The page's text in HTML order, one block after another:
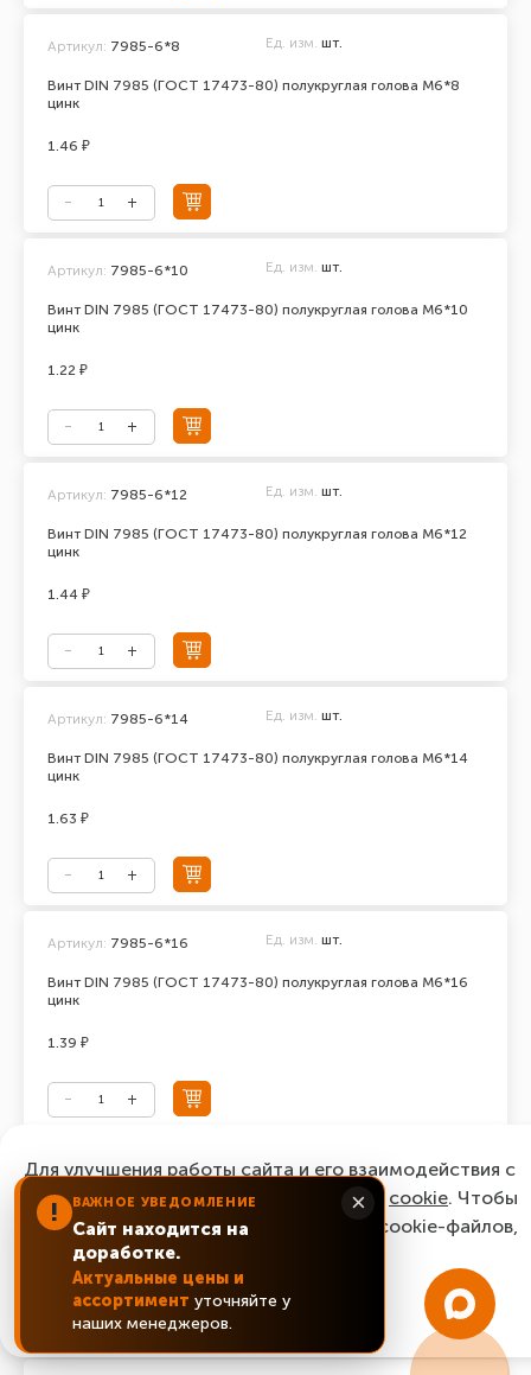
Винт DIN 7985 (ГОСТ 17473-80) полукруглая голова М6*8
цинк
Артикул: 7985-6*8 Ед. изм. шт.
1.46 ₽
Винт DIN 7985 (ГОСТ 17473-80) полукруглая голова М6*10
цинк
Артикул: 7985-6*10 Ед. изм. шт.
1.22 ₽
Винт DIN 7985 (ГОСТ 17473-80) полукруглая голова М6*12
цинк
Артикул: 7985-6*12 Ед. изм. шт.
1.44 ₽
Винт DIN 7985 (ГОСТ 17473-80) полукруглая голова М6*14
цинк
Артикул: 7985-6*14 Ед. изм. шт.
1.63 ₽
Винт DIN 7985 (ГОСТ 17473-80) полукруглая голова М6*16
цинк
Артикул: 7985-6*16 Ед. изм. шт.
1.39 ₽
Винт DIN 7985 (ГОСТ 17473-80) полукруглая голова М6*18
цинк
Артикул: 7985-6*18 Ед. изм. шт.
1.82 ₽
! ВАЖНОЕ УВЕДОМЛЕНИЕ
Сайт находится на
доработке.
Актуальные цены и
ассортимент уточняйте у
наших менеджеров.
×
Для улучшения работы сайта и его взаимодействия с
пользователями мы используем файлы cookie. Чтобы
согласиться с нашим использованием cookie-файлов,
нажмите “Ок, понятно!”
ОК, понятно!